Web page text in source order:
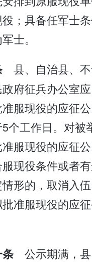
；具备任军士
士。
县、自治县、
府征兵办公室
服现役的应征
个工作日。对被
服现役的应征
现役条件或者
形的，取消入
准服现役的应
公示期满，